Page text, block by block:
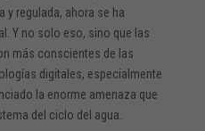
y regulada, ahora se ha
Y no solo eso, sino que las
más conscientes de las
digitales, especialmente
la enorme amenaza que
del ciclo del agua.